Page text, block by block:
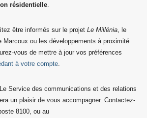
résidentielle
être informés sur le projet Le Millénia , le
Marcoux ou les développements à proximité
vous de mettre à jour vos préférences
à votre compte
Service des communications et des relations
un plaisir de vous accompagner. Contactez-
8100, ou au